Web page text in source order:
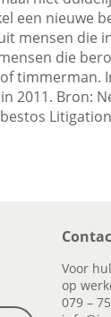
een nieuwe
mensen die
die
timmerman.
2011. Bron:
Voor
op
079 –